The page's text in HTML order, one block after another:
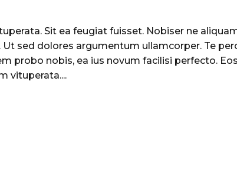
Sit ea feugiat fuisset. Nobiser ne
sed dolores argumentum ullamcorper. Te
probo nobis, ea ius novum facilisi perfecto.
vituperata....